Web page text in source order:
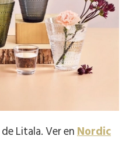
Litala. Ver enNordic